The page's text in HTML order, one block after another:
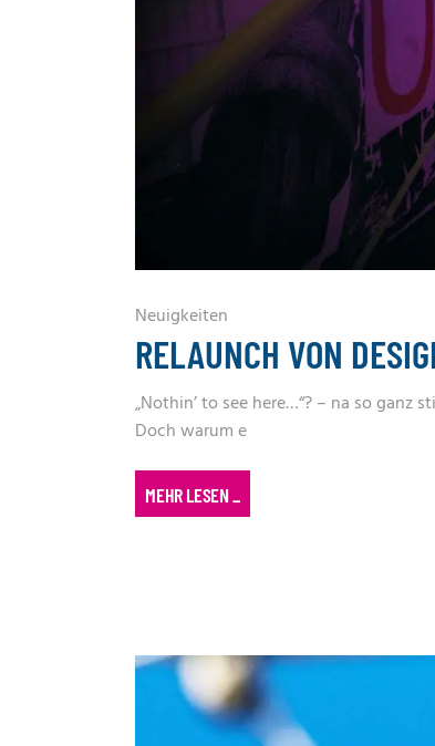
Neuigkeiten
RELAUNCH VON
„Nothin’ to see here…“? – na so ganz
Doch warum e
MEHR LESEN_